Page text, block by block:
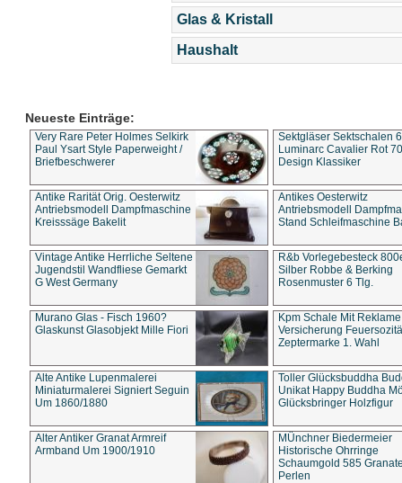
Glas & Kristall
Haushalt
Neueste Einträge:
Very Rare Peter Holmes Selkirk
Paul Ysart Style Paperweight /
Briefbeschwerer
Sektgläser Sektschalen
Luminarc Cavalier Rot
Design Klassiker
Antike Rarität Orig. Oesterwitz
Antriebsmodell Dampfmaschine
Kreisssäge Bakelit
Antikes Oesterwitz
Antriebsmodell
Stand Schleifmaschine
Vintage Antike Herrliche Seltene
Jugendstil Wandfliese Gemarkt
G West Germany
R&b Vorlegebesteck
Silber Robbe & Berking
Rosenmuster 6 Tlg.
Murano Glas - Fisch 1960?
Glaskunst Glasobjekt Mille Fiori
Kpm Schale Mit Reklame
Versicherung
Zeptermarke 1. Wahl
Alte Antike Lupenmalerei
Miniaturmalerei Signiert Seguin
Um 1860/1880
Toller Glücksbuddha
Unikat Happy Buddha
Glücksbringer Holzfigur
Alter Antiker Granat Armreif
Armband Um 1900/1910
MÜnchner Biedermeier
Historische Ohrringe
Schaumgold 585
Perlen